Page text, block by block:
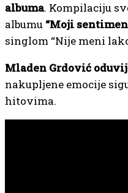
albuma. Kompilaciju
albumu “Moji
singlom “Nije meni
Mladen Grdović
nakupljene emocije
hitovima.